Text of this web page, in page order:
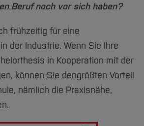
Beruf noch vor sich haben?
frühzeitig für eine
der Industrie. Wenn Sie Ihre
in Kooperation mit der
können Sie dengrößten Vorteil
nämlich die Praxisnähe,